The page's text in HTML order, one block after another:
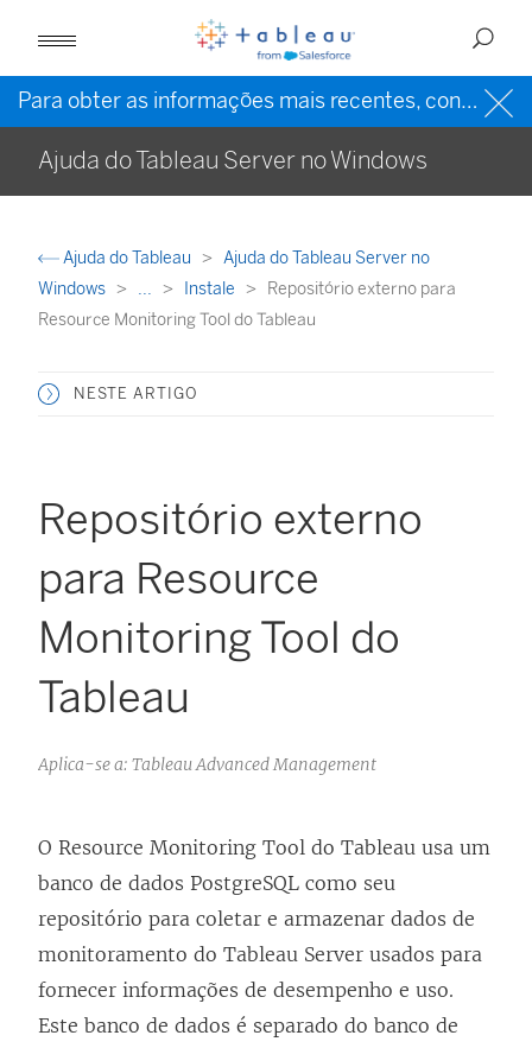
Para obter as informações mais recentes, consulte a
Ajuda do Tableau Server no Windows
Ajuda do Tableau
Ajuda do Tableau Server no
Windows
... Instale
Repositório externo para
Resource Monitoring Tool do Tableau
NESTE ARTIGO
Repositório externo
para Resource
Monitoring Tool do
Tableau
Aplica-se a: Tableau Advanced Management
O Resource Monitoring Tool do Tableau usa um
banco de dados PostgreSQL como seu
repositório para coletar e armazenar dados de
monitoramento do Tableau Server usados para
fornecer informações de desempenho e uso.
Este banco de dados é separado do banco de